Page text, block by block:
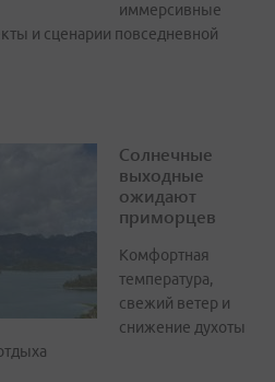
иммерсивные
и сценарии повседневной
Солнечные
выходные
ожидают
приморцев
Комфортная
температура,
свежий ветер и
снижение духоты